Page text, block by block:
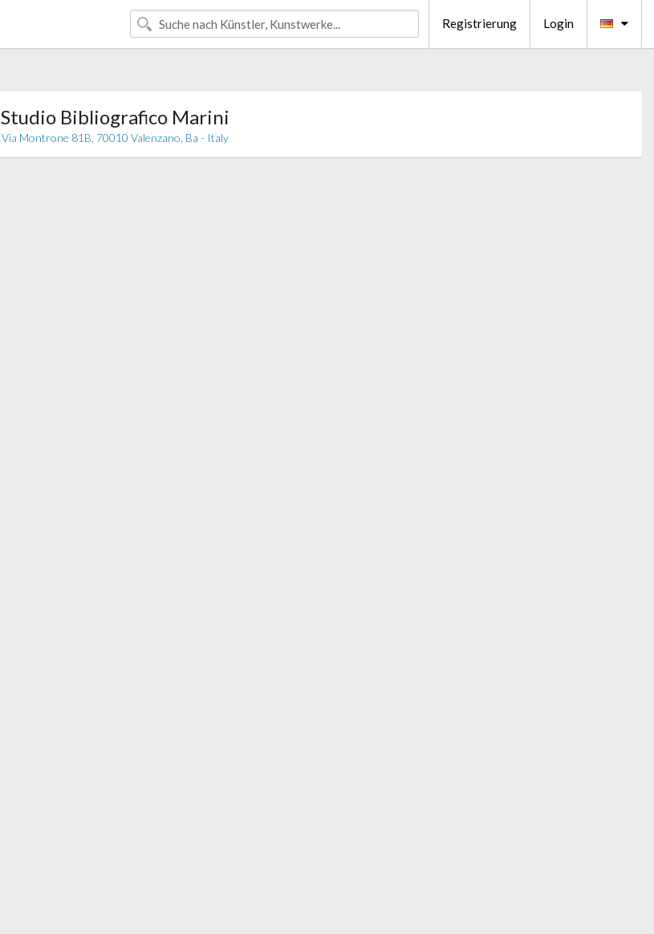
Registrierung Login
Studio Bibliografico Marini
Via Montrone 81B, 70010 Valenzano, Ba - Italy